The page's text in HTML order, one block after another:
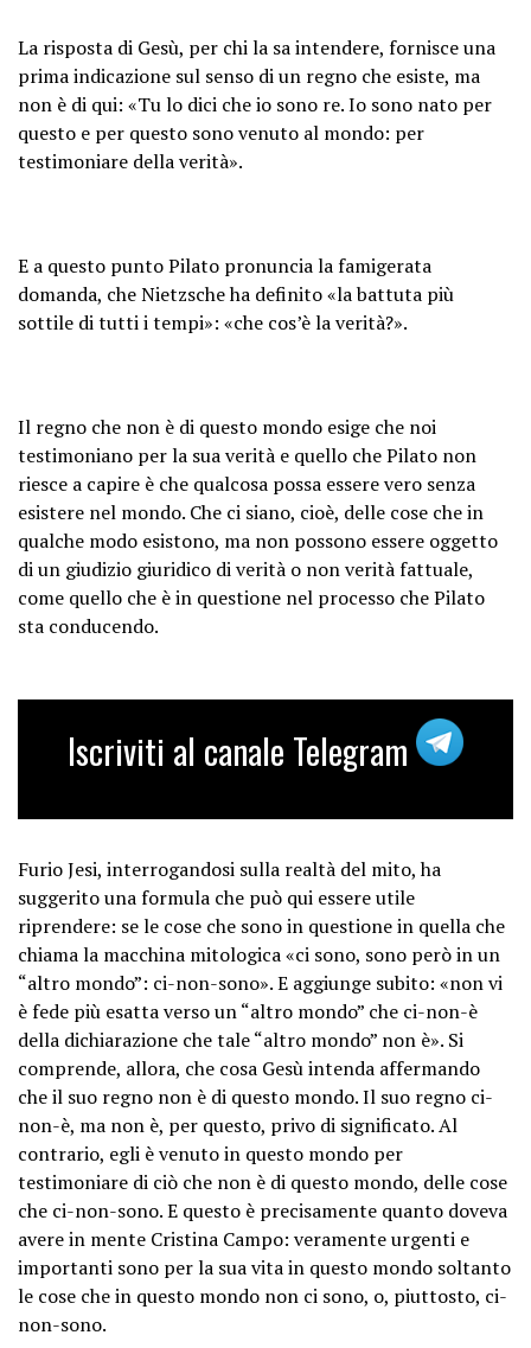
La risposta di Gesù, per chi la sa intendere, fornisce una
prima indicazione sul senso di un regno che esiste, ma
non è di qui: «Tu lo dici che io sono re. Io sono nato per
questo e per questo sono venuto al mondo: per
testimoniare della verità».
E a questo punto Pilato pronuncia la famigerata
domanda, che Nietzsche ha definito «la battuta più
sottile di tutti i tempi»: «che cos’è la verità?».
Il regno che non è di questo mondo esige che noi
testimoniano per la sua verità e quello che Pilato non
riesce a capire è che qualcosa possa essere vero senza
esistere nel mondo. Che ci siano, cioè, delle cose che in
qualche modo esistono, ma non possono essere oggetto
di un giudizio giuridico di verità o non verità fattuale,
come quello che è in questione nel processo che Pilato
sta conducendo.
Iscriviti al canale Telegram
Furio Jesi, interrogandosi sulla realtà del mito, ha
suggerito una formula che può qui essere utile
riprendere: se le cose che sono in questione in quella che
chiama la macchina mitologica «ci sono, sono però in un
“altro mondo”: ci-non-sono». E aggiunge subito: «non vi
è fede più esatta verso un “altro mondo” che ci-non-è
della dichiarazione che tale “altro mondo” non è». Si
comprende, allora, che cosa Gesù intenda affermando
che il suo regno non è di questo mondo. Il suo regno ci-
non-è, ma non è, per questo, privo di significato. Al
contrario, egli è venuto in questo mondo per
testimoniare di ciò che non è di questo mondo, delle cose
che ci-non-sono. E questo è precisamente quanto doveva
avere in mente Cristina Campo: veramente urgenti e
importanti sono per la sua vita in questo mondo soltanto
le cose che in questo mondo non ci sono, o, piuttosto, ci-
non-sono.